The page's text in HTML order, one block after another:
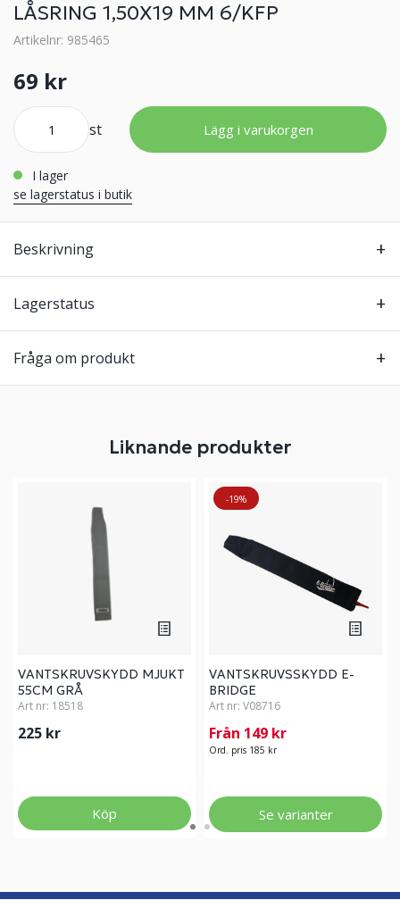
LÅSRING 1,50X19 MM 6/KFP
Artikelnr: 985465
69 kr
st Lägg i varukorgen
i lager
se lagerstatus i butik
Beskrivning
Lagerstatus
Fråga om produkt
Liknande produkter
VANTSKRUVSKYDD MJUKT
55CM GRÅ
Art nr: 18518
225 kr
Köp
-19%
VANTSKRUVSSKYDD E-
BRIDGE
Art nr: V08716
Från 149 kr
Ord. pris 185 kr
Se varianter